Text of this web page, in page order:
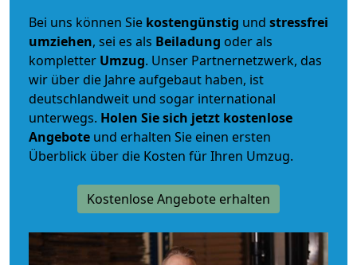
Bei uns können Sie kostengünstig und stressfrei
umziehen, sei es als Beiladung oder als
kompletter Umzug. Unser Partnernetzwerk, das
wir über die Jahre aufgebaut haben, ist
deutschlandweit und sogar international
unterwegs. Holen Sie sich jetzt kostenlose
Angebote und erhalten Sie einen ersten
Überblick über die Kosten für Ihren Umzug.
Kostenlose Angebote erhalten